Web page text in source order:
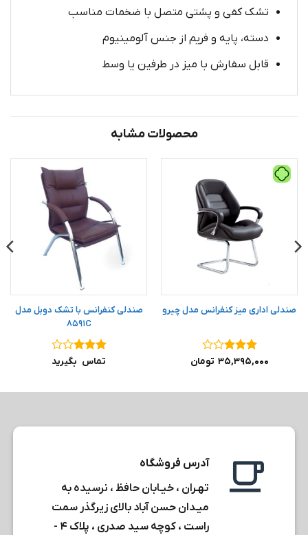
تشک کفی و پشتی متصل با ضخمات مناسب
دسته، پایه و فریم از جنس آلومینیوم
قابل سفارش با میز در طرفین یا وسط
محصولات مشابه
صندلی اداری میز کنفرانس مدل چیرو
نمره۳
۳۵,۳۹۵,۰۰۰ تومان
صندلی کنفرانس با تشک دوبل مدل
۸۵۹۱C
نمره ۳
تماس بگیرید
آدرس فروشگاه
تهـران ، خیـابان حافظ ، نرسیده به
میـدان حسن آباد بالای زیرگذر سمت
راست ، کوچه سید صدری ، پلاک ۴ -